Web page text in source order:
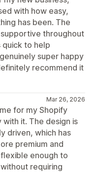
with how easy,
has been. The
throughout
to help
super happy
recommend it
Mar 26, 2026
for my Shopify
with it. The design is
driven, which has
premium and
enough to
requiring